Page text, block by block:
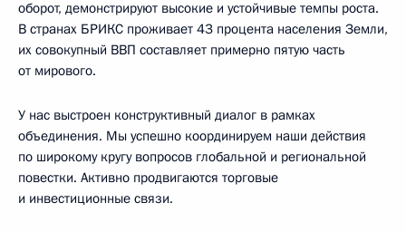
оборот, демонстрируют высокие и устойчивые темпы роста.
В странах БРИКС проживает 43 процента населения Земли,
их совокупный ВВП составляет примерно пятую часть
от мирового.
У нас выстроен конструктивный диалог в рамках
объединения. Мы успешно координируем наши действия
по широкому кругу вопросов глобальной и региональной
повестки. Активно продвигаются торговые
и инвестиционные связи.